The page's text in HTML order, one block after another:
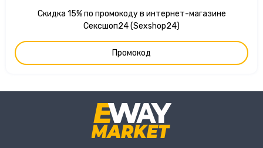
Скидка 15% по промокоду в интернет-магазине
Сексшоп24 (Sexshop24)
Промокод